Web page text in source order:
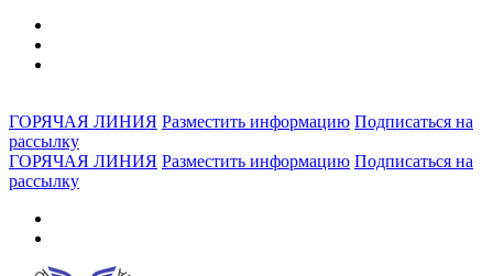
ГОРЯЧАЯ ЛИНИЯ Разместить информацию Подписаться на
рассылку
ГОРЯЧАЯ ЛИНИЯ Разместить информацию Подписаться на
рассылку